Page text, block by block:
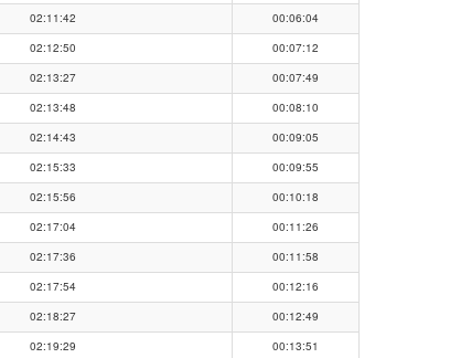
02:11:42
00:06:04
02:12:50
00:07:12
02:13:27
00:07:49
02:13:48
00:08:10
02:14:43
00:09:05
02:15:33
00:09:55
02:15:56
00:10:18
02:17:04
00:11:26
02:17:36
00:11:58
02:17:54
00:12:16
02:18:27
00:12:49
02:19:29
00:13:51